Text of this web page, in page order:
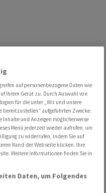
auf personenbezogene Daten wie
Ihrem Gerät zu. Durch Auswahl von
für die unter „Wir und unsere
bereitzustellen“ aufgeführten Zwecke.
und Anzeigen möglicherweise
Menü jederzeit wieder aufrufen, um
zu widerrufen, indem Sie auf
Rand der Webseite klicken. Ihre
Weitere Informationen finden Sie in
Daten, um Folgendes